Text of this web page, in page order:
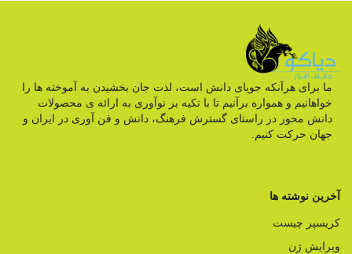
ما برای هرآنکه جویای دانش است، لذت جان بخشیدن به آموخته ها را
خواهانیم و همواره برآنیم تا با تکیه بر نوآوری به ارائه ی محصولات
دانش محور در راستای گسترش فرهنگ، دانش و فن آوری در ایران و
جهان حرکت کنیم.
آخرین نوشته ها
کریسپر چیست
ویرایش ژن